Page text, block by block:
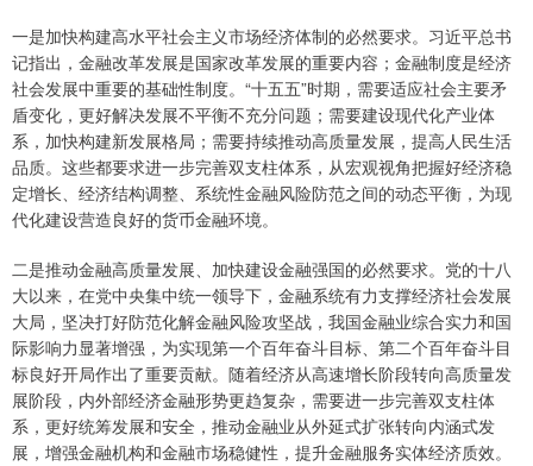
一是加快构建高水平社会主义市场经济体制的必然要求。习近平总书
记指出，金融改革发展是国家改革发展的重要内容；金融制度是经济
社会发展中重要的基础性制度。“十五五”时期，需要适应社会主要矛
盾变化，更好解决发展不平衡不充分问题；需要建设现代化产业体
系，加快构建新发展格局；需要持续推动高质量发展，提高人民生活
品质。这些都要求进一步完善双支柱体系，从宏观视角把握好经济稳
定增长、经济结构调整、系统性金融风险防范之间的动态平衡，为现
代化建设营造良好的货币金融环境。
二是推动金融高质量发展、加快建设金融强国的必然要求。党的十八
大以来，在党中央集中统一领导下，金融系统有力支撑经济社会发展
大局，坚决打好防范化解金融风险攻坚战，我国金融业综合实力和国
际影响力显著增强，为实现第一个百年奋斗目标、第二个百年奋斗目
标良好开局作出了重要贡献。随着经济从高速增长阶段转向高质量发
展阶段，内外部经济金融形势更趋复杂，需要进一步完善双支柱体
系，更好统筹发展和安全，推动金融业从外延式扩张转向内涵式发
展，增强金融机构和金融市场稳健性，提升金融服务实体经济质效。